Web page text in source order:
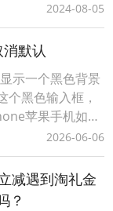
包天天免费领取
「词令」App关
「外卖红包
的目
2024-08-05
默认
示一个黑色背景
黑色输入框，
苹果手机如何
苹果手机打字键
1、在iPhone苹
；2、在【辅助
2026-06-06
减遇到淘礼金
？